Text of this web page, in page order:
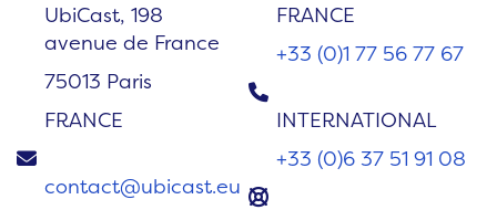
UbiCast, 198
avenue de France
75013 Paris
FRANCE
contact@ubicast.eu
FRANCE
+33 (0)1 77 56 77 67
INTERNATIONAL
+33 (0)6 37 51 91 08